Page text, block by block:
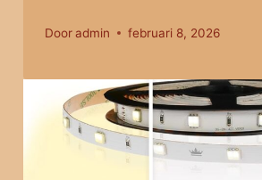
Door admin februari 8, 2026